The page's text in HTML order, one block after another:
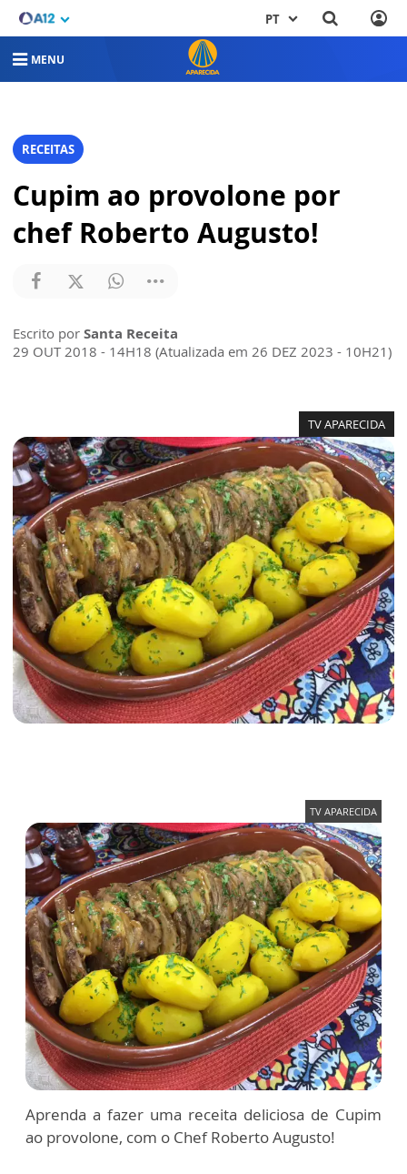
PT
MENU
RECEITAS
Cupim ao provolone por
chef Roberto Augusto!
Escrito por Santa Receita
29 OUT 2018 - 14H18 (Atualizada em 26 DEZ 2023 - 10H21)
TV APARECIDA
TV APARECIDA
Aprenda a fazer uma receita deliciosa de Cupim
ao provolone, com o Chef Roberto Augusto!